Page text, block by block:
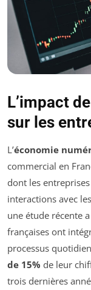
L’impact
sur les
L’économie
commercial en
dont les
interactions avec
une étude récente
françaises ont
processus
de 15% de leur
trois dernières